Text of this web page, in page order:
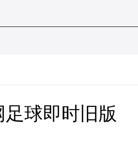
足球即时旧版